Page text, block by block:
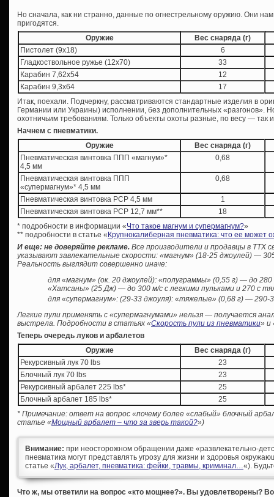
Но сначала, как ни странно, данные по огнестрельному оружию. Они
пригодятся.
Оружие
Вес снаряда (г)
Пистолет (9х18)
6
Гладкоствольное ружье (12х70)
33
Карабин 7,62х54
12
Карабин 9,3х64
17
Итак, поехали. Подчеркну, рассматриваются стандартные изделия в
Германии или Украины) исполнении, без дополнительных «разгонов».
охотничьим требованиям. Только объекты охоты разные, по весу — так
Начнем с пневматики.
Оружие
Вес снаряда (г)
Пневматическая винтовка ППП «магнум»*
4,5 мм
0,68
Пневматическая винтовка ППП
«супермагнум»* 4,5 мм
0,68
Пневматическая винтовка PCP 4,5 мм
1
Пневматическая винтовка PCP 12,7 мм**
18
* подробности в информации «Что такое магнум и супермагнум?»
** подробности в статье « Крупнокалиберная пневматика: что ее может
И еще: не доверяйте рекламе. Все производители и продавцы в ТТХ
указывают завлекательные скорости: «магнум» (18-25 джоулей) —
Реальность выглядит совершенно иначе:
для «магнум» (ок. 20 джоулей): «полуграммы» (0,55 г) — до
«Хатсаны» (25 Дж) — до 300 м/с с легкими пульками и 270 с
для «супермагнум»: (29-33 джоуля): «тяжелые» (0,68 г) — 290-
Легкие пули применять с «супермагнумами» нельзя — получается
выстрела. Подробности в статьях «Скорость пули из пневматики» и
Теперь очередь луков и арбалетов
Оружие
Вес снаряда (г)
Рекурсивный лук 70 lbs
23
Блочный лук 70 lbs
23
Рекурсивный арбалет 225 lbs*
25
Блочный арбалет 185 lbs*
25
* Примечание: ответ на вопрос «почему более «слабый» блочный
статье «Мощный арбалет – что за зверь такой?»)
Внимание: при неосторожном обращении даже «развлекательно-
пневматика могут представлять угрозу для жизни и здоровья
статье «Лук, арбалет, пневматика: фейки, травмы, криминал… «).
Что ж, мы ответили на вопрос «кто мощнее?». Вы удовлетворены?